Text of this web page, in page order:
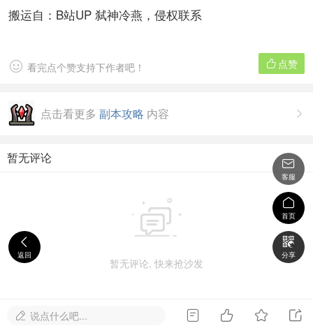
搬运自：B站UP 弑神冷燕，侵权联系
 点赞
 看完点个赞支持下作者吧！

点击看更多 副本攻略 内容
暂无评论

暂无评论, 快来抢沙发

返回

客服

首页

分享
 说点什么吧...    